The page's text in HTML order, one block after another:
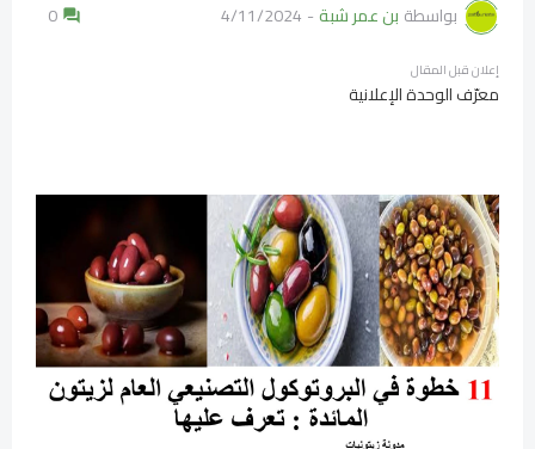
بواسطة بن عمر شبة-
4/11/2024
0
إعلان قبل المقال
معرّف الوحدة الإعلانية